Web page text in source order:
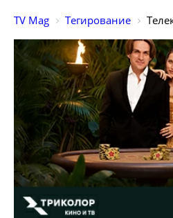
TV Mag Тегирование